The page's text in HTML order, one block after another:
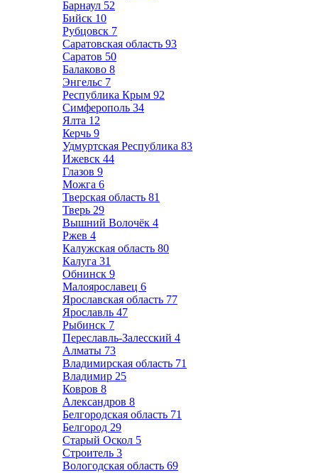
Барнаул 52
Бийск 10
Рубцовск 7
Саратовская область 93
Саратов 50
Балаково 8
Энгельс 7
Республика Крым 92
Симферополь 34
Ялта 12
Керчь 9
Удмуртская Республика 83
Ижевск 44
Глазов 9
Можга 6
Тверская область 81
Тверь 29
Вышний Волочёк 4
Ржев 4
Калужская область 80
Калуга 31
Обнинск 9
Малоярославец 6
Ярославская область 77
Ярославль 47
Рыбинск 7
Переславль-Залесский 4
Алматы 73
Владимирская область 71
Владимир 25
Ковров 8
Александров 8
Белгородская область 71
Белгород 29
Старый Оскол 5
Строитель 3
Вологодская область 69